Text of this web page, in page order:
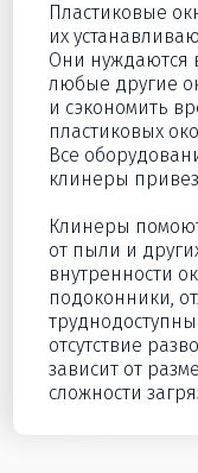
Пластиковые
их
Они нуждаются
любые другие
и сэкономить
пластиковых
Все
клинеры
Клинеры
от пыли и
внутренности
подоконники,
отсутствие
зависит от
сложности